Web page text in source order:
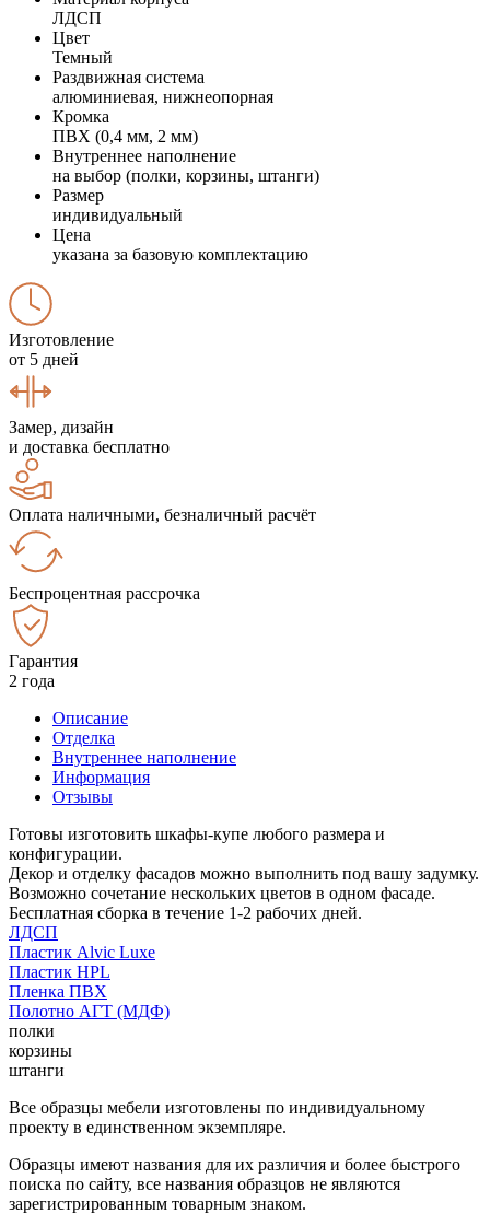
ЛДСП
Цвет
Темный
Раздвижная система
алюминиевая, нижнеопорная
Кромка
ПВХ (0,4 мм, 2 мм)
Внутреннее наполнение
на выбор (полки, корзины, штанги)
Размер
индивидуальный
Цена
указана за базовую комплектацию
Изготовление
от 5 дней
Замер, дизайн
и доставка бесплатно
Оплата наличными, безналичный расчёт
Беспроцентная рассрочка
Гарантия
2 года
Описание
Отделка
Внутреннее наполнение
Информация
Отзывы
Готовы изготовить шкафы-купе любого размера и
конфигурации.
Декор и отделку фасадов можно выполнить под вашу задумку.
Возможно сочетание нескольких цветов в одном фасаде.
Бесплатная сборка в течение 1-2 рабочих дней.
ЛДСП
Пластик Alvic Luxe
Пластик HPL
Пленка ПВХ
Полотно АГТ (МДФ)
полки
корзины
штанги
Все образцы мебели изготовлены по индивидуальному
проекту в единственном экземпляре.
Образцы имеют названия для их различия и более быстрого
поиска по сайту, все названия образцов не являются
зарегистрированным товарным знаком.